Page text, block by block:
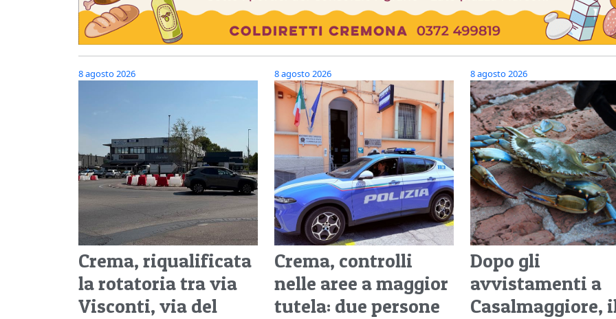
8 agosto 2026
Crema, riqualificata
la rotatoria tra via
Visconti, via del
8 agosto 2026
Crema, controlli
nelle aree a maggior
tutela: due persone
8 agosto 2026
Dopo gli
avvistamenti a
Casalmaggiore,